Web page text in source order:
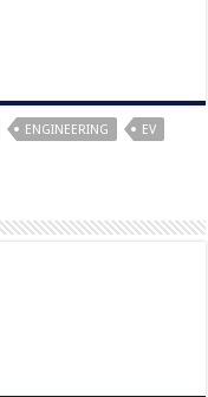
ENGINEERING
EV